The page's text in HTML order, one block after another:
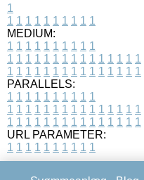
1
1 1 1 1 1 1 1 1 1 1
MEDIUM:
1 1 1 1 1 1 1 1 1 1
1 1 1 1 1 1 1 1 1 1 1 1 1 1 1
1 1 1 1 1 1 1 1 1 1 1 1 1 1 1
PARALLELS:
1 1 1 1 1 1 1 1 1 1
1 1 1 1 1 1 1 1 1 1 1 1 1 1 1
1 1 1 1 1 1 1 1 1 1 1 1 1 1 1
URL PARAMETER:
1 1 1 1 1 1 1 1 1 1